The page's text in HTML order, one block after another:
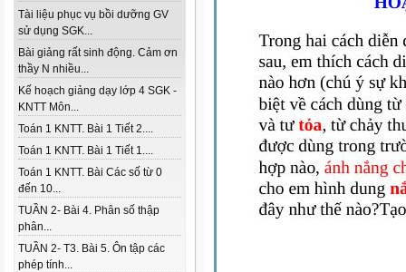
Tài liệu phục vụ bồi dưỡng GV
sử dụng SGK...
Bài giảng rất sinh động. Cảm ơn
thầy N nhiều...
Kế hoạch giảng dạy lớp 4 SGK -
KNTT Môn...
Toán 1 KNTT. Bài 1 Tiết 2....
Toán 1 KNTT. Bài 1 Tiết 1....
Toán 1 KNTT. Bài Các số từ 0
đến 10...
TUẦN 2- Bài 4. Phân số thập
phân...
TUẦN 2- T3. Bài 5. Ôn tập các
phép tính...